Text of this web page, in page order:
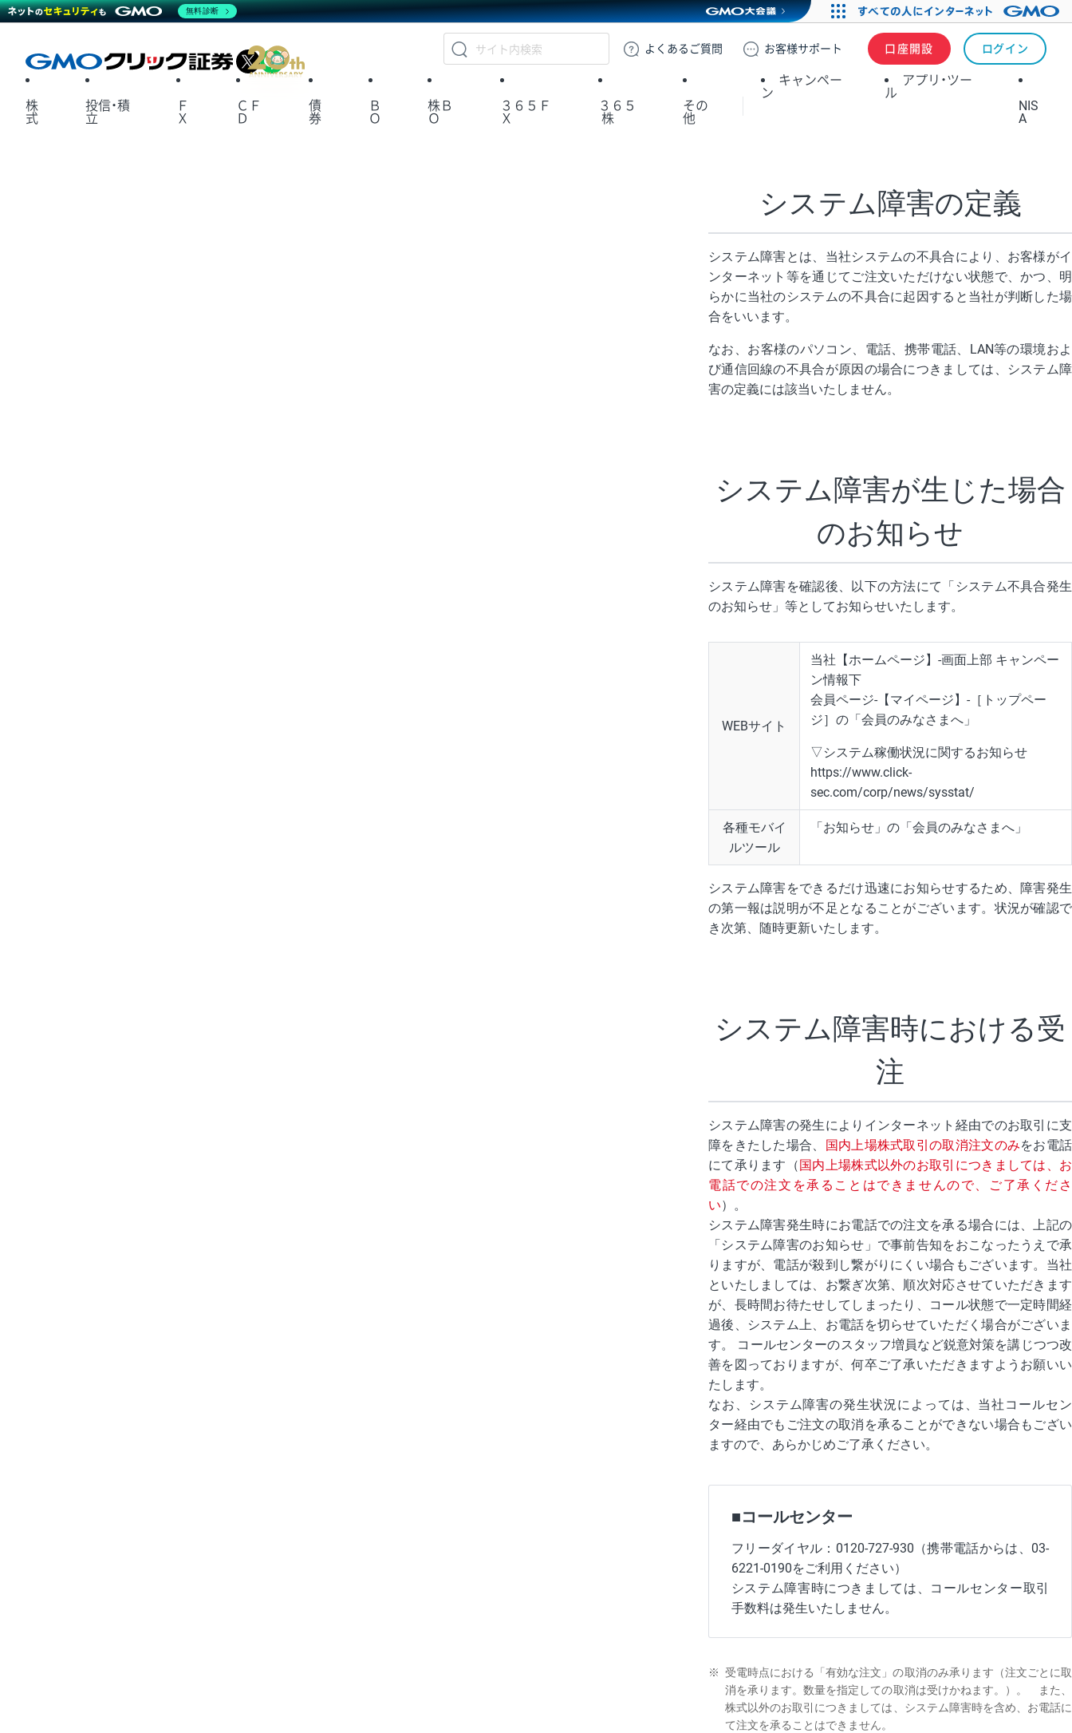
GMOクリック証券
よくある ご質問 お客様サポート 口座開設 ログイン
X
株
式
投信・積
立
Ｆ
Ｘ
ＣＦ
Ｄ
債
券
Ｂ
Ｏ
株Ｂ
Ｏ
３６５Ｆ
Ｘ
３６５
株
その
他
キャンペー
ン
アプリ・ツー
ル
NIS
A
システム障害の定義
システム障害とは、当社システムの不具合により、お客様がイ
ンターネット等を通じてご注文いただけない状態で、かつ、明
らかに当社のシステムの不具合に起因すると当社が判断した場
合をいいます。
なお、お客様のパソコン、電話、携帯電話、LAN等の環境およ
び通信回線の不具合が原因の場合につきましては、システム障
害の定義には該当いたしません。
システム障害が生じた場合
のお知らせ
システム障害を確認後、以下の方法にて「システム不具合発生
のお知らせ」等としてお知らせいたします。
WEBサイト
当社【ホームページ】-画面上部 キャンペー
ン情報下
会員ページ-【マイページ】-［トップペー
ジ］の「会員のみなさまへ」
▽システム稼働状況に関するお知らせ
https://www.click-
sec.com/corp/news/sysstat/
各種モバイ
ルツール
「お知らせ」の「会員のみなさまへ」
システム障害をできるだけ迅速にお知らせするため、障害発生
の第一報は説明が不足となることがございます。状況が確認で
き次第、随時更新いたします。
システム障害時における受
注
システム障害の発生によりインターネット経由でのお取引に支
障をきたした場合、 国内上場株式取引の取消注文のみをお電話
にて承ります（国内上場株式以外のお取引につきましては、お
電話での注文を承ることはできませんので、ご了承くださ
い）。
システム障害発生時にお電話での注文を承る場合には、上記の
「システム障害のお知らせ」で事前告知をおこなったうえで承
りますが、電話が殺到し繋がりにくい場合もございます。当社
といたしましては、お繋ぎ次第、順次対応させていただきます
が、長時間お待たせしてしまったり、コール状態で一定時間経
過後、システム上、お電話を切らせていただく場合がございま
す。 コールセンターのスタッフ増員など鋭意対策を講じつつ改
善を図っておりますが、何卒ご了承いただきますようお願いい
たします。
なお、システム障害の発生状況によっては、当社コールセン
ター経由でもご注文の取消を承ることができない場合もござい
ますので、あらかじめご了承ください。
■コールセンター
フリーダイヤル：0120-727-930（携帯電話からは、03-
6221-0190をご利用ください）
システム障害時につきましては、コールセンター取引
手数料は発生いたしません。
※ 受電時点における「有効な注文」の取消のみ承ります（注文ごとに取
消を承ります。数量を指定しての取消は受けかねます。）。 また、
株式以外のお取引につきましては、システム障害時を含め、お電話に
て注文を承ることはできません。
無料診断